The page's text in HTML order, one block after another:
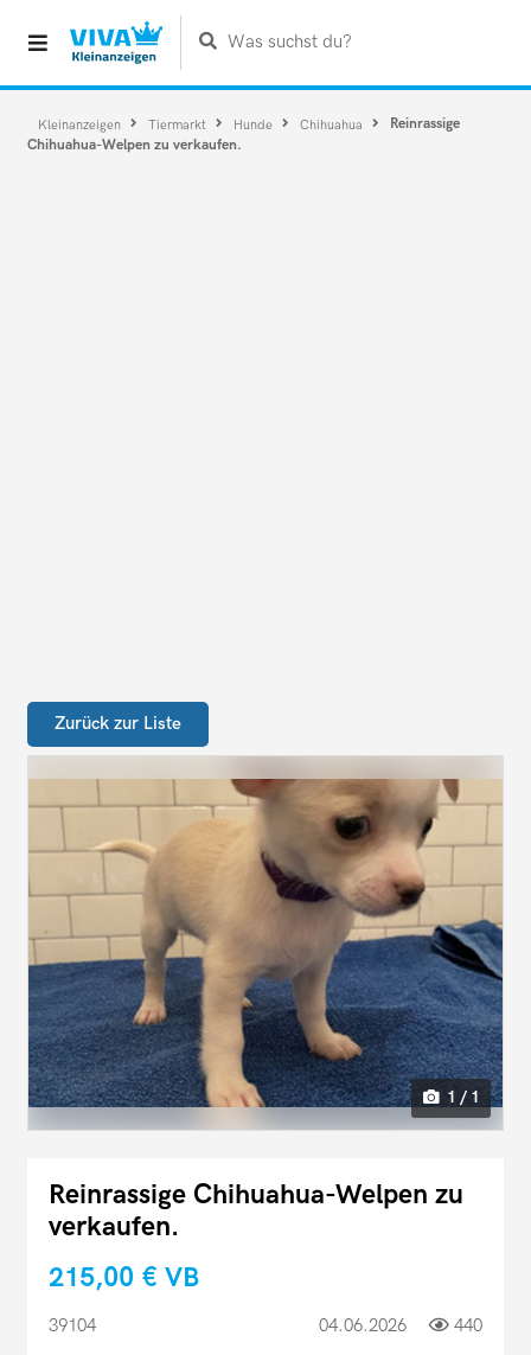
Was suchst du?
Kleinanzeigen Tiermarkt Hunde Chihuahua
Reinrassige
Chihuahua-Welpen zu verkaufen.
Zurück zur Liste
1 / 1
Reinrassige Chihuahua-Welpen zu
verkaufen.
215,00 € VB
39104 04.06.2026 440